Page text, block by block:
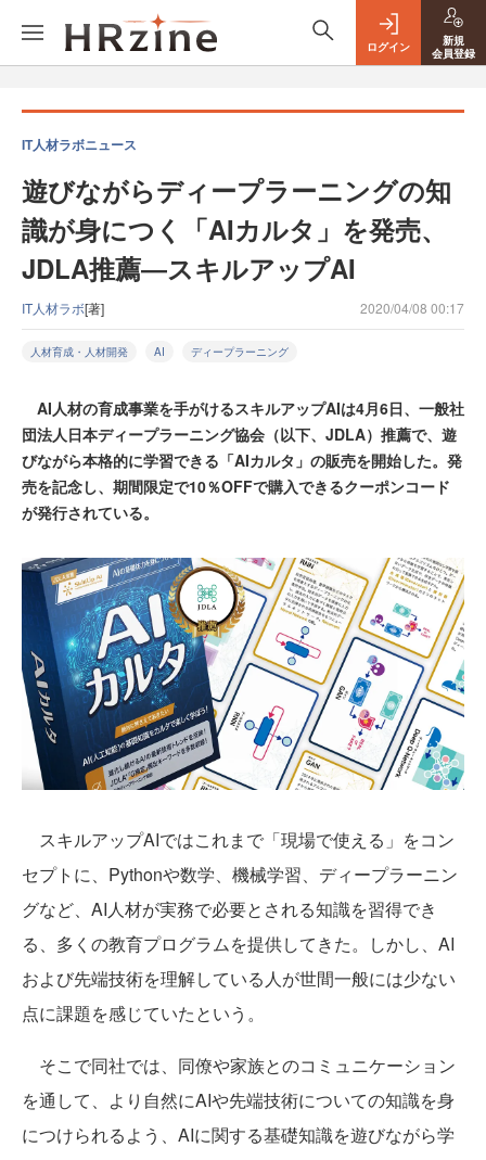
ログイン
新規
会員登録
IT人材ラボニュース
遊びながらディープラーニングの知
識が身につく「AIカルタ」を発売、
JDLA推薦―スキルアップAI
IT人材ラボ[著] 2020/04/08 00:17
人材育成・人材開発 AI ディープラーニング
AI人材の育成事業を手がけるスキルアップAIは4月6日、一般社
団法人日本ディープラーニング協会（以下、JDLA）推薦で、遊
びながら本格的に学習できる「AIカルタ」の販売を開始した。発
売を記念し、期間限定で10％OFFで購入できるクーポンコード
が発行されている。
スキルアップAIではこれまで「現場で使える」をコン
セプトに、Pythonや数学、機械学習、ディープラーニン
グなど、AI人材が実務で必要とされる知識を習得でき
る、多くの教育プログラムを提供してきた。しかし、AI
および先端技術を理解している人が世間一般には少ない
点に課題を感じていたという。
そこで同社では、同僚や家族とのコミュニケーション
を通して、より自然にAIや先端技術についての知識を身
につけられるよう、AIに関する基礎知識を遊びながら学